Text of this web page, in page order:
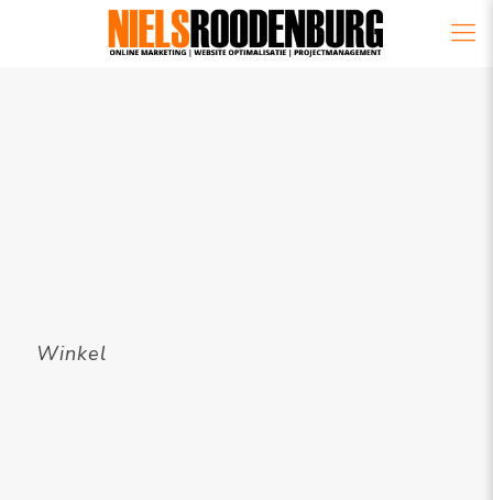
Winkel